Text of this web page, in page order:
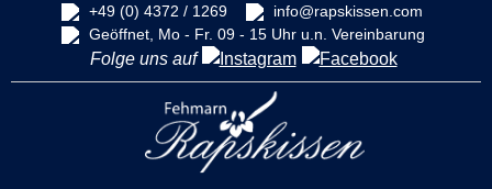
springen
+49 (0) 4372 / 1269
info@rapskissen.com
Geöffnet, Mo - Fr. 09 - 15 Uhr u.n. Vereinbarung
Folge uns auf